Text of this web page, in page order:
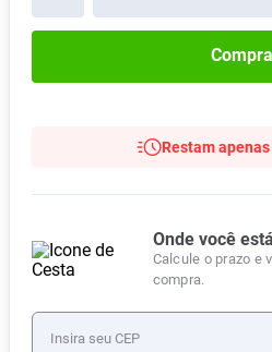
Restam
Onde você
Calcule o prazo e
compra.